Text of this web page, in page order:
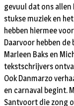
gevuul dat ons allen
stukse muziek en
hebben hiermee
Daarvoor hebben
Marleen Baks en
tekstschrijvers
Ook Danmarzo
en carnaval begint.
Santvoort die zong